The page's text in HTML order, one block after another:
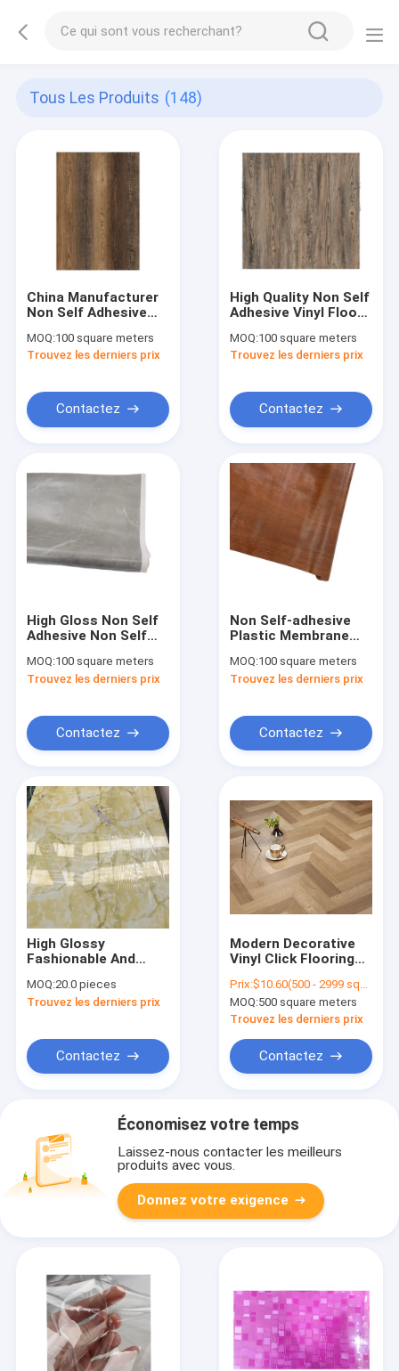
Tous Les Produits (148)
China Manufacturer
Non Self Adhesive
Flooring Printed
Decorative Film
MOQ:100 square meters
Trouvez les derniers prix
Contactez
High Quality Non Self
Adhesive Vinyl Floor
Use Modern PVC
Floor Film
MOQ:100 square meters
Trouvez les derniers prix
Contactez
High Gloss Non Self
Adhesive Non Self
Decorative Laminate
Film For Furniture
MOQ:100 square meters
Trouvez les derniers prix
Contactez
Non Self-adhesive
Plastic Membrane
Press Film Wood
Grain Lamination
Sheet
MOQ:100 square meters
Trouvez les derniers prix
Contactez
High Glossy
Fashionable And
UV Coated Board
MOQ:20.0 pieces
Trouvez les derniers prix
Contactez
Modern Decorative
Vinyl Click Flooring
Flooring Colorize
Decorative Rigid Film
Core Plastic PVC
Prix:$10.60(500 - 2999 square meters) $10.30(3000 - 7999 square meters) $9.90(>=8000 square meters)
MOQ:500 square meters
Trouvez les derniers prix
Contactez
Économisez votre temps
Laissez-nous contacter les meilleurs
produits avec vous.
Donnez votre exigence